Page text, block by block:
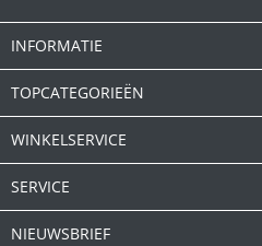
INFORMATIE
TOPCATEGORIEËN
WINKELSERVICE
SERVICE
NIEUWSBRIEF